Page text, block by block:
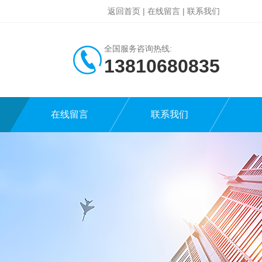
返回首页 | 在线留言 | 联系我们
全国服务咨询热线:
13810680835
在线留言 联系我们